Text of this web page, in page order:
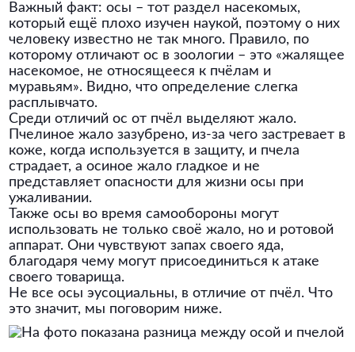
Важный факт: осы – тот раздел насекомых,
который ещё плохо изучен наукой, поэтому о них
человеку известно не так много. Правило, по
которому отличают ос в зоологии – это «жалящее
насекомое, не относящееся к пчёлам и
муравьям». Видно, что определение слегка
расплывчато.
Среди отличий ос от пчёл выделяют жало.
Пчелиное жало зазубрено, из-за чего застревает в
коже, когда используется в защиту, и пчела
страдает, а осиное жало гладкое и не
представляет опасности для жизни осы при
ужаливании.
Также осы во время самообороны могут
использовать не только своё жало, но и ротовой
аппарат. Они чувствуют запах своего яда,
благодаря чему могут присоединиться к атаке
своего товарища.
Не все осы эусоциальны, в отличие от пчёл. Что
это значит, мы поговорим ниже.